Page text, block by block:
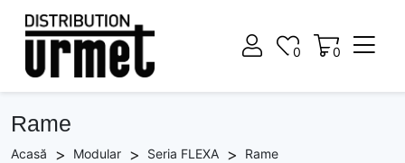
0
0 0
Rame
Acasă Modular Seria FLEXA Rame